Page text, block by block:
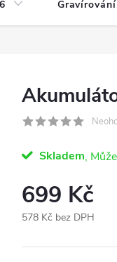
Gravírování
Skladem
699 Kč
578 Kč bez DPH
cena: